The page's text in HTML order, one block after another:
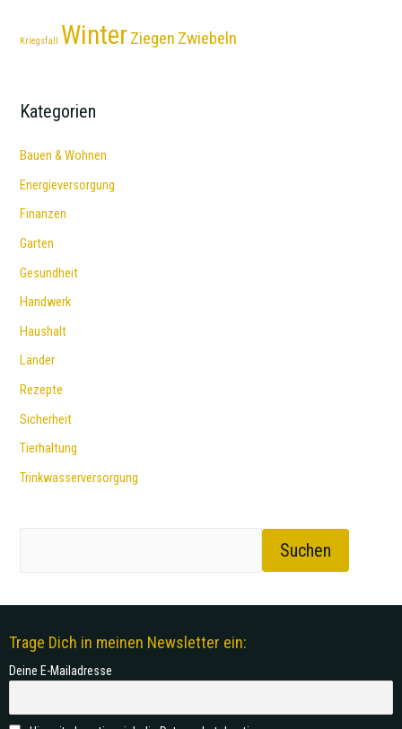
Kriegsfall WinterZiegen Zwiebeln
Kategorien
Bauen & Wohnen
Energieversorgung
Finanzen
Garten
Gesundheit
Handwerk
Haushalt
Länder
Rezepte
Sicherheit
Tierhaltung
Trinkwasserversorgung
Suchen
Trage Dich in meinen Newsletter ein:
Deine E-Mailadresse